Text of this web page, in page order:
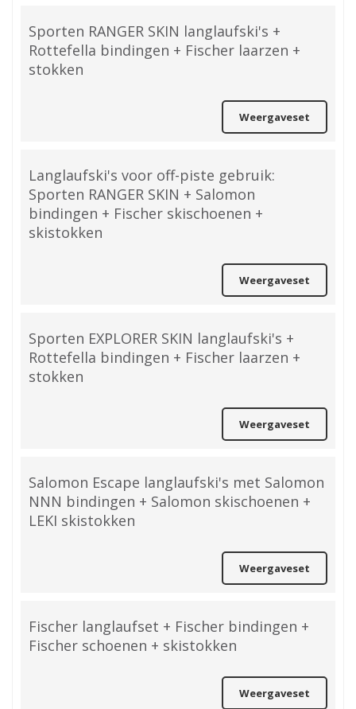
Sporten RANGER SKIN langlaufski's +
Rottefella bindingen + Fischer laarzen +
stokken
Weergaveset
Langlaufski's voor off-piste gebruik:
Sporten RANGER SKIN + Salomon
bindingen + Fischer skischoenen +
skistokken
Weergaveset
Sporten EXPLORER SKIN langlaufski's +
Rottefella bindingen + Fischer laarzen +
stokken
Weergaveset
Salomon Escape langlaufski's met Salomon
NNN bindingen + Salomon skischoenen +
LEKI skistokken
Weergaveset
Fischer langlaufset + Fischer bindingen +
Fischer schoenen + skistokken
Weergaveset